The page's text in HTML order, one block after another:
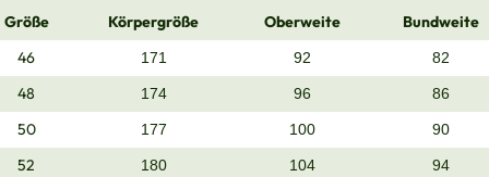
Größe Körpergröße Oberweite
Bundweite
46
171 92 82
48 174 96 86
50 177 100 90
52 180 104 94